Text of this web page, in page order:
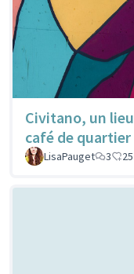
Civitano, un
café de
LisaPauget
3 25